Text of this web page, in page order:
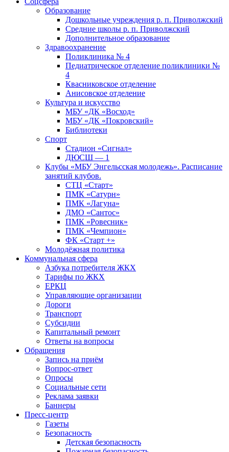
Образование
Дошкольные учреждения р. п. Приволжский
Средние школы р. п. Приволжский
Дополнительное образование
Здравоохранение
Поликлиника № 4
Педиатрическое отделение поликлиники №
4
Квасниковское отделение
Анисовское отделение
Культура и искусство
МБУ «ДК «Восход»
МБУ «ДК «Покровский»
Библиотеки
Спорт
Стадион «Сигнал»
ДЮСШ — 1
Клубы «МБУ Энгельсская молодежь». Расписание
занятий клубов.
СТЦ «Старт»
ПМК «Сатурн»
ПМК «Лагуна»
ДМО «Сантос»
ПМК «Ровесник»
ПМК «Чемпион»
ФК «Старт +»
Молодёжная политика
Коммунальная сфера
Азбука потребителя ЖКХ
Тарифы по ЖКХ
ЕРКЦ
Управляющие организации
Дороги
Транспорт
Субсидии
Капитальный ремонт
Ответы на вопросы
Обращения
Запись на приём
Вопрос-ответ
Опросы
Социальные сети
Реклама заявки
Баннеры
Пресс-центр
Газеты
Безопасность
Детская безопасность